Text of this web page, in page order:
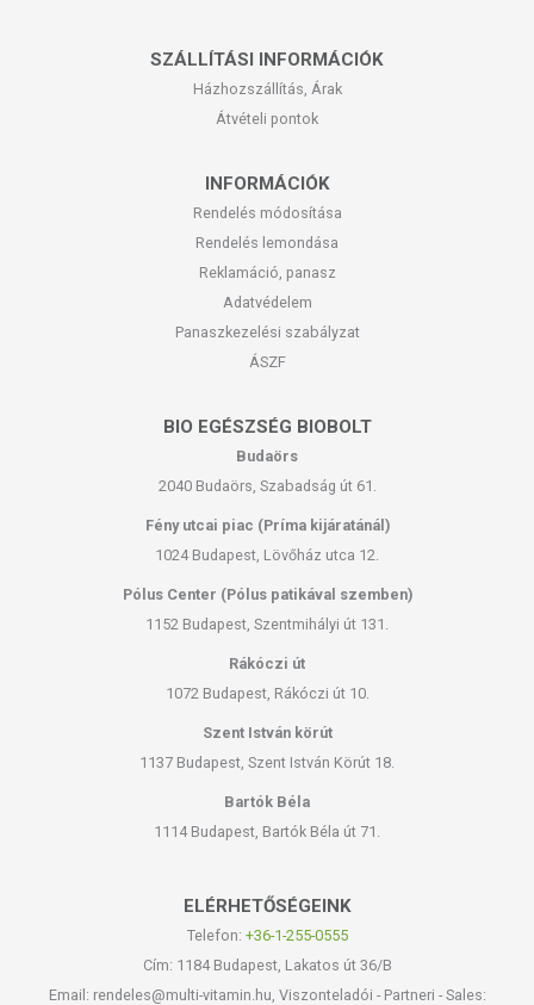
SZÁLLÍTÁSI INFORMÁCIÓK
Házhozszállítás, Árak
Átvételi pontok
INFORMÁCIÓK
Rendelés módosítása
Rendelés lemondása
Reklamáció, panasz
Adatvédelem
Panaszkezelési szabályzat
ÁSZF
BIO EGÉSZSÉG BIOBOLT
Budaörs
2040 Budaörs, Szabadság út 61.
Fény utcai piac (Príma kijáratánál)
1024 Budapest, Lövőház utca 12.
Pólus Center (Pólus patikával szemben)
1152 Budapest, Szentmihályi út 131.
Rákóczi út
1072 Budapest, Rákóczi út 10.
Szent István körút
1137 Budapest, Szent István Körút 18.
Bartók Béla
1114 Budapest, Bartók Béla út 71.
ELÉRHETŐSÉGEINK
Telefon: +36-1-255-0555
Cím: 1184 Budapest, Lakatos út 36/B
Email: rendeles@multi-vitamin.hu, Viszonteladói - Partneri - Sales: